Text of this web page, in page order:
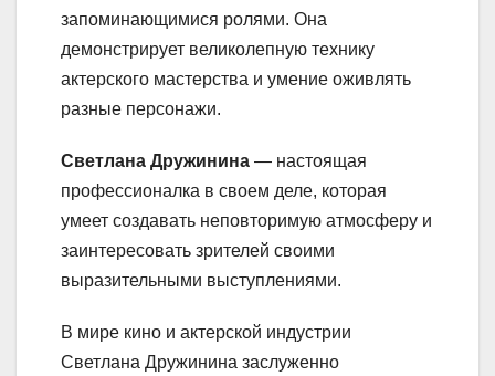
запоминающимися ролями. Она
демонстрирует великолепную технику
актерского мастерства и умение оживлять
разные персонажи.
Светлана Дружинина — настоящая
профессионалка в своем деле, которая
умеет создавать неповторимую атмосферу и
заинтересовать зрителей своими
выразительными выступлениями.
В мире кино и актерской индустрии
Светлана Дружинина заслуженно